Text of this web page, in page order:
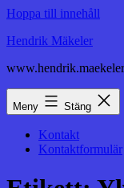
Hoppa till innehåll
Hendrik Mäkeler
Meny Stäng
Kontakt
Kontaktformulär